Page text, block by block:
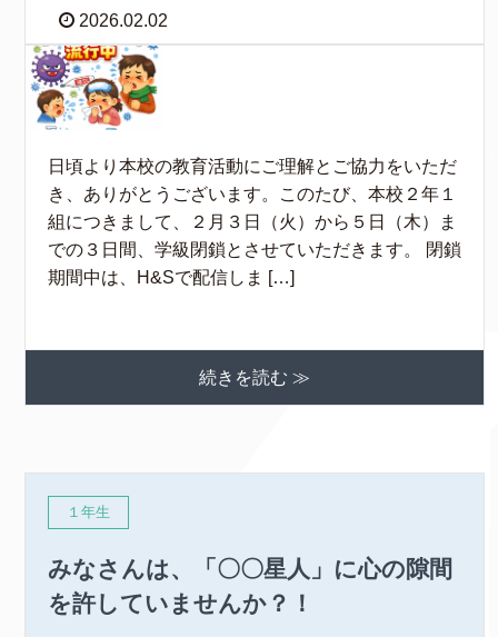
2026.02.02
日頃より本校の教育活動にご理解とご協力をいただ
き、ありがとうございます。このたび、本校２年１
組につきまして、２月３日（火）から５日（木）ま
での３日間、学級閉鎖とさせていただきます。 閉鎖
期間中は、H&Sで配信しま […]
続きを読む ≫
１年生
みなさんは、「〇〇星人」に心の隙間
を許していませんか？！